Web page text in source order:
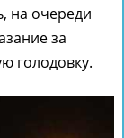
на очереди
за
голодовку.